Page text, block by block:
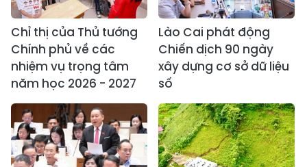
Chỉ thị của Thủ tướng
Chính phủ về các
nhiệm vụ trọng tâm
năm học 2026 - 2027
Lào Cai phát động
Chiến dịch 90 ngày
xây dựng cơ sở dữ liệu
số